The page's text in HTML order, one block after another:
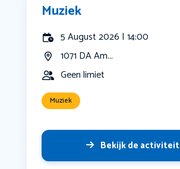
Muziek
5 August 2026 | 14:00
1071 DA Am...
Geen limiet
Muziek
Bekijk de activiteit